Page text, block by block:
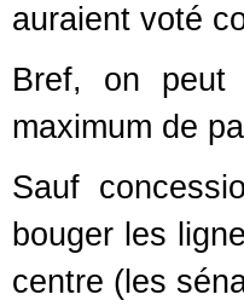
auraient voté
Bref, on peut
maximum de
Sauf
bouger les
centre (les